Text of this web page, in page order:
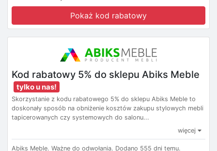
Pokaż kod rabatowy
Kod rabatowy 5% do sklepu Abiks Meble
tylko u nas!
Skorzystanie z kodu rabatowego 5% do sklepu Abiks Meble to
doskonały sposób na obniżenie kosztów zakupu stylowych mebli
tapicerowanych czy systemowych do salonu...
więcej
Abiks Meble. Ważne do odwołania. Dodano 555 dni temu.